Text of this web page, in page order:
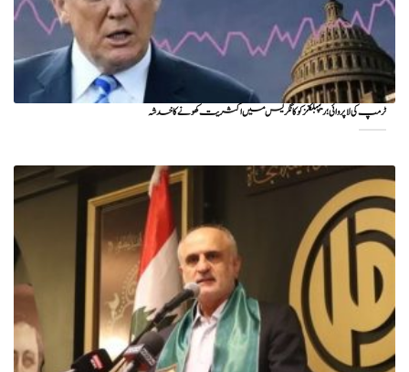
ٹرمپ کی لا پروائی؛ ریپبلکنز کو کانگریس میں اکثریت کھونے کا خدشہ